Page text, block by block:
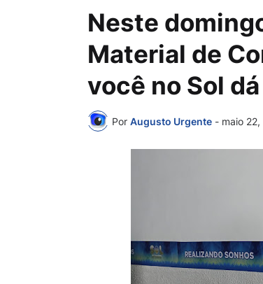
Neste
Material de
você no Sol
Por Augusto Urgente - maio